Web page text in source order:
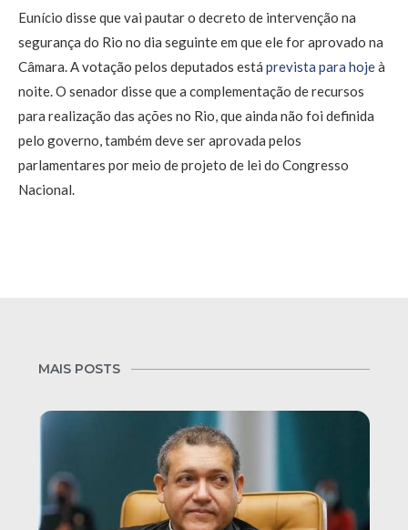
Eunício disse que vai pautar o decreto de intervenção na
segurança do Rio no dia seguinte em que ele for aprovado na
Câmara. A votação pelos deputados está prevista para hojeà
noite. O senador disse que a complementação de recursos
para realização das ações no Rio, que ainda não foi definida
pelo governo, também deve ser aprovada pelos
parlamentares por meio de projeto de lei do Congresso
Nacional.
MAIS POSTS